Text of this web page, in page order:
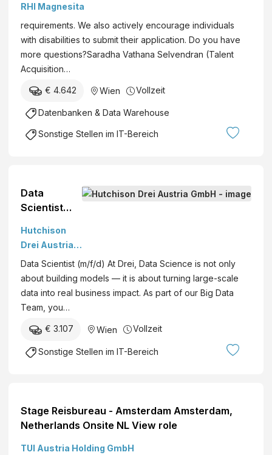
RHI Magnesita
requirements. We also actively encourage individuals
with disabilities to submit their application. Do you have
more questions?Saradha Vathana Selvendran (Talent
Acquisition…
€ 4.642 Wien Vollzeit
Datenbanken & Data Warehouse
Sonstige Stellen im IT-Bereich
Data
Scientist
Hutchison
Drei Austria
GmbH
Data Scientist (m/f/d) At Drei, Data Science is not only
about building models — it is about turning large-scale
data into real business impact. As part of our Big Data
Team, you…
€ 3.107 Wien Vollzeit
Sonstige Stellen im IT-Bereich
Stage Reisbureau - Amsterdam Amsterdam,
Netherlands Onsite NL View role
TUI Austria Holding GmbH